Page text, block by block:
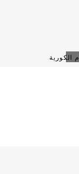
الكورية